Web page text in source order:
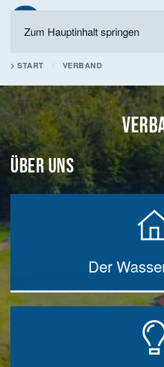
Zum Hauptinhalt springen
> START VERBAND
ÜBER UNS
Der